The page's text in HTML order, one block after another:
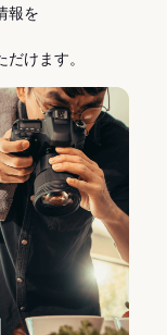
報を
けます。